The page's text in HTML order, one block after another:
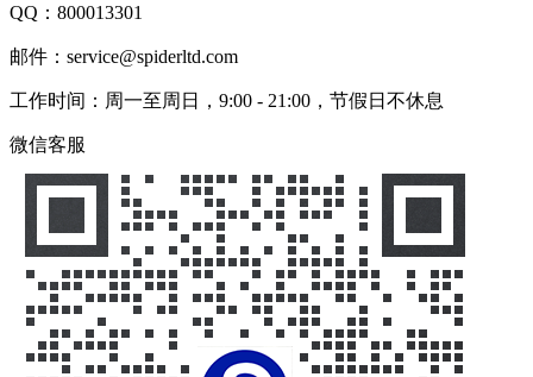
QQ： 800013301
邮件：service@spiderltd.com
工作时间：周一至周日，9:00 - 21:00，节假日不休息
微信客服